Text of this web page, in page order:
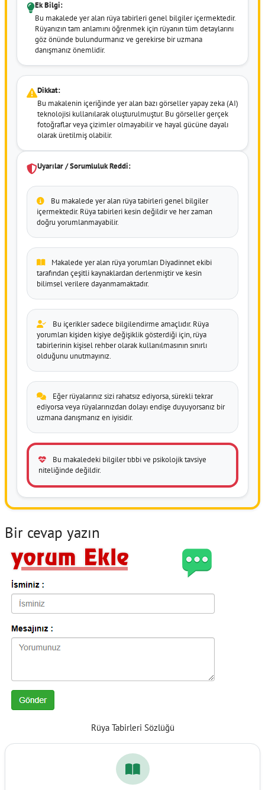
Ek Bilgi:
Bu makalede yer alan rüya tabirleri genel bilgiler içermektedir.
Rüyanızın tam anlamını öğrenmek için rüyanın tüm detaylarını
göz önünde bulundurmanız ve gerekirse bir uzmana
danışmanız önemlidir.
Dikkat:
Bu makalenin içeriğinde yer alan bazı görseller yapay zeka (AI)
teknolojisi kullanılarak oluşturulmuştur. Bu görseller gerçek
fotoğraflar veya çizimler olmayabilir ve hayal gücüne dayalı
olarak üretilmiş olabilir.
Uyarılar / Sorumluluk Reddi:
Bu makalede yer alan rüya tabirleri genel bilgiler
içermektedir. Rüya tabirleri kesin değildir ve her zaman
doğru yorumlanmayabilir.
Makalede yer alan rüya yorumları Diyadinnet ekibi
tarafından çeşitli kaynaklardan derlenmiştir ve kesin
bilimsel verilere dayanmamaktadır.
Bu içerikler sadece bilgilendirme amaçlıdır. Rüya
yorumları kişiden kişiye değişiklik gösterdiği için, rüya
tabirlerinin kişisel rehber olarak kullanılmasının sınırlı
olduğunu unutmayınız.
Eğer rüyalarınız sizi rahatsız ediyorsa, sürekli tekrar
ediyorsa veya rüyalarınızdan dolayı endişe duyuyorsanız bir
uzmana danışmanız en iyisidir.
Bu makaledeki bilgiler tıbbi ve psikolojik tavsiye
niteliğinde değildir.
Bir cevap yazın
Rüya Tabirleri Sözlüğü